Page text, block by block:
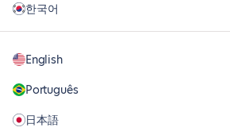
한국어
English
Português
日本語